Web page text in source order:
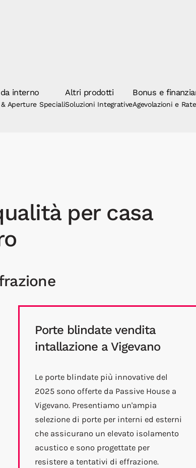
interno
& Aperture Speciali
Altri prodotti
Soluzioni Integrative
Bonus e
Agevolazioni e
per casa
Porte blindate vendita
intallazione a Vigevano
Le porte blindate più innovative del
2025 sono offerte da Passive House a
Vigevano. Presentiamo un'ampia
selezione di porte per interni ed esterni
che assicurano un elevato isolamento
acustico e sono progettate per
resistere a tentativi di effrazione.